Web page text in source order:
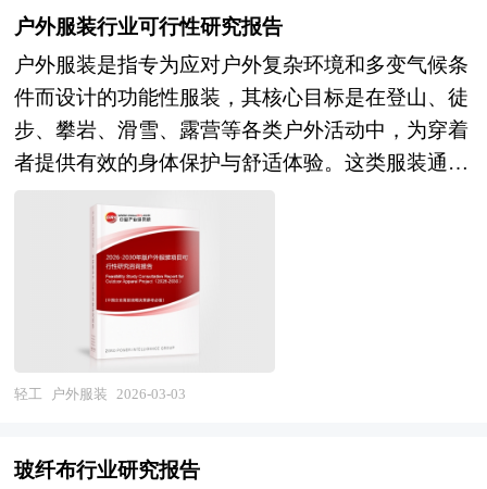
产业研究报告在大量周密的市场调研基础上，主要
依据了国家统计局、国家商务部、国家市场监督管
理总局、国家发改委、国家经济信息中心、国务院
发展研究中心、国家海关总署、中国经济景气监测
中心、中国行业研究网、国内外相关报刊杂志的基
资料。对我国睡袋的行业现状、市场各类经营指标
的情况、重点企业状况、区域市场发展情况等内容
进行详细的阐述和深入的分析，着重对睡袋业务的
发展进行详尽深入的分析，并根据睡袋行业的政策
经济发展环境对睡袋行业潜在的风险和防范建议进
行分析。 《2026年版睡袋产业规划专项研究报
保驾护航。中研产业规划院率先在业内提出“全流
及装饰等多个领域。其柔软亲肤的特性使其成为床
为床单或被套的辅助保暖层；轻便易携带的特点则
使其适用于沙发、座椅的局部覆盖，或户外野餐、
旅行时的临时保暖工具；而色彩丰富的设计语言更
使其成为空间装饰的点缀元素，通过与家居风格的
呼应提升整体美感。 本研究咨询报告由中研普华
咨询公司领衔撰写，在大量周密的市场调研基础
上，主要依据了国家统计局、国家商务部、国家发
改委、国家经济信息中心、国务院发展研究中心、
国家海关总署、全国商业信息中心、中国经济景气
监测中心、中国行业研究网、全国及海外多种相关
报纸杂志的基础信息等公布和提供的大量资料和数
究。报告在总结中国毛毯行业发展历程的基础上，
户外服装行业可行性研究报告
户外服装是指专为应对户外复杂环境和多变气候条
件而设计的功能性服装，其核心目标是在登山、徒
步、攀岩、滑雪、露营等各类户外活动中，为穿着
者提供有效的身体保护与舒适体验。这类服装通常
需具备防风、防水、透气、保暖、抗紫外线、耐
磨、轻量化及易收纳等多种性能，并根据实际需求
在不同功能间实现平衡。由于户外活动常伴随高强
度运动与极端天气，服装需在保证防护性的同时，
有效排出体内湿气与热量，避免因汗液积聚导致失
温或闷热不适。 《2026-2030年版户外服装项目可
行性研究报告》为中研普华公司独家首创针对行业
为：行业通用版、专业定制版。行业通用版是中研
轻工 户外服装 2026-03-03
玻纤布行业研究报告